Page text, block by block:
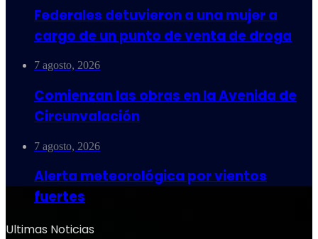
Federales detuvieron a una mujer a
cargo de un punto de venta de droga
7 agosto, 2026
Comienzan las obras en la Avenida de
Circunvalación
7 agosto, 2026
Alerta meteorológica por vientos
fuertes
Ultimas Noticias